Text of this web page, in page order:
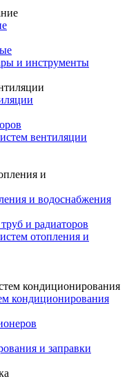
и инструменты
вентиляции
и водоснабжения
и радиаторов
отопления и
кондиционирования
и заправки